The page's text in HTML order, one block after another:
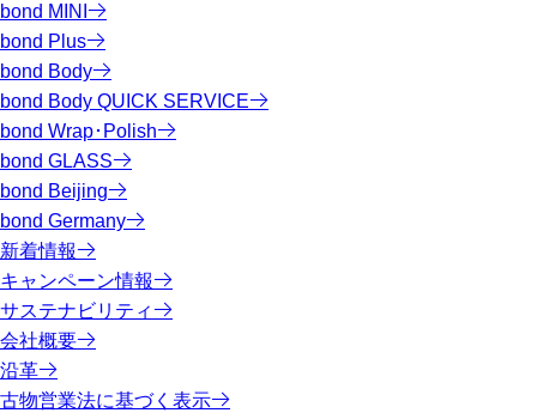
bond MINI
bond Plus
bond Body
bond Body QUICK SERVICE
bond Wrap･Polish
bond GLASS
bond Beijing
bond Germany
新着情報
キャンペーン情報
サステナビリティ
会社概要
沿革
古物営業法に基づく表示